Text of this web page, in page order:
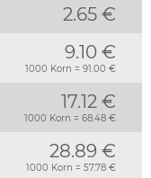
2.65 €
9.10 €
1000 Korn = 91.00 €
17.12 €
1000 Korn = 68.48 €
28.89 €
1000 Korn = 57.78 €